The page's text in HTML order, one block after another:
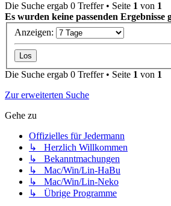
Die Suche ergab 0 Treffer • Seite 1 von 1
Es wurden keine passenden Ergebnisse
Anzeigen:
Die Suche ergab 0 Treffer • Seite 1 von 1
Zur erweiterten Suche
Gehe zu
Offizielles für Jedermann
↳ Herzlich Willkommen
↳ Bekanntmachungen
↳ Mac/Win/Lin-HaBu
↳ Mac/Win/Lin-Neko
↳ Übrige Programme